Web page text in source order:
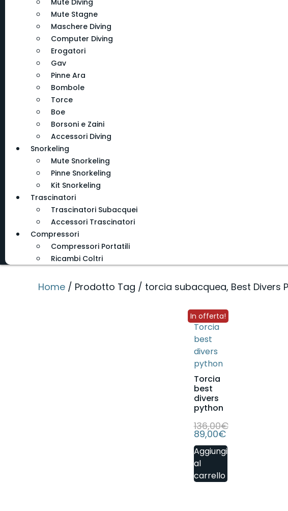
Mute Diving
Mute Stagne
Maschere Diving
Computer Diving
Erogatori
Gav
Pinne Ara
Bombole
Torce
Boe
Borsoni e Zaini
Accessori Diving
Snorkeling
Mute Snorkeling
Pinne Snorkeling
Kit Snorkeling
Trascinatori
Trascinatori Subacquei
Accessori Trascinatori
Compressori
Compressori Portatili
Ricambi Coltri
Home/ Prodotto Tag / torcia subacquea, Best Divers
In offerta!
Torcia
best
divers
python
136,00€
89,00€
Aggiungi
al
carrello